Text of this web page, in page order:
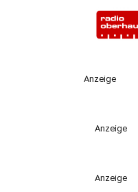
Anzeige
Anzeige
Anzeige